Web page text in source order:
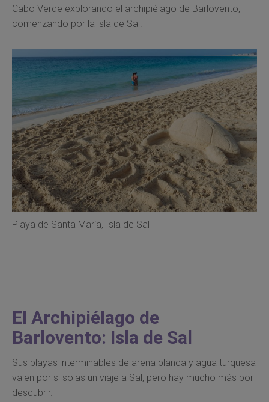
Cabo Verde explorando el archipiélago de Barlovento,
comenzando por la isla de Sal.
Playa de Santa María, Isla de Sal
El Archipiélago de
Barlovento: Isla de Sal
Sus playas interminables de arena blanca y agua turquesa
valen por si solas un viaje a Sal, pero hay mucho más por
descubrir.